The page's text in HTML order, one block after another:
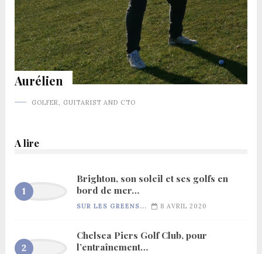
Aurélien
GOLFER, GUITARIST AND CTO
A lire
Brighton, son soleil et ses golfs en
bord de mer…
SUR LES GREENS... 8 AVRIL 2020
Chelsea Piers Golf Club, pour
l’entraînement…